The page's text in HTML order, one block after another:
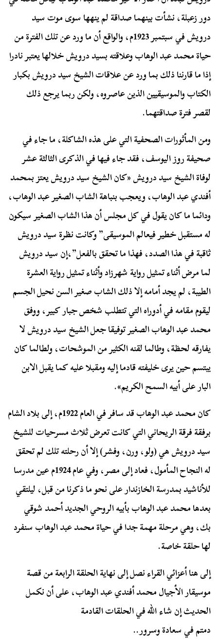
دور زعبلة، نشأت بينهما صداقة لم ينهها سوى موت سيد
درويش في سبتمبر 1923م، والواقع أن ما ورد عن تلك الفترة من
حياة محمد عبد الوهاب وعلاقته بسيد درويش خلالها يعتبر نادرا
إذا ما قارننا ذلك بما ورد عن علاقات الشيخ سيد درويش بكبار
الكتاب والموسيقيين الذين عاصروه، ولكن ربما يرجع ذلك
لقصر فترة صداقتهما.
ومن المأثورات الصحفية التي على هذه الشاكلة، ما جاء في
صحيفة روز اليوسف، فقد جاء فيها في الذكرى الثالثة عشر
لوفاة الشيخ سيد درويش «كان الشيخ سيد درويش يعتز بمحمد
أفندي عبد الوهاب، ويعجب بنباهة الشاب الصغير عبد الوهاب،
ودائما ما كان يقول في كل مجلس أن هذا الشاب الصغير سيكون
له مستقبل خطير فيعالم الموسيقى” وكانت نظرة سيد درويش
ثاقبة في هذا الصدد، فهذا ما تحقق بالفعل”،إن سيد درويش
لما مرض أثناء تمثيل رواية شهرزاد وأثناء تمثيل رواية العشرة
الطيبة، لم يجد أمامه إلا ذلك الشاب صغير السن نحيل الجسم
ليقوم مقامه في أدوراه التي تتطلب شخص جبار كبير، ووفق
محمد عبد الوهاب الصغير توفيقا جعل الشيخ سيد درويش لا
يفارقه لحظة، وطالما لقنه الكثير من الموشحات، ولطالما كان
يبتسم حين يرى خليفته قادما إليه ومقبلا عليه كما يقبل الابن
البار على أبيه السمح الكريم».
كان محمد عبد الوهاب قد سافر في العام 1922م، إلى بلاد الشام
برفقة فرقة الريحاني التي كانت تعرض ثلاث مسرحيات للشيخ
سيد درويش هي (ولو، ورن، وفشر) إلا أن رحلته تلك لم تحقق
له النجاح المأمول، فعاد إلى مصر، وفي عام 1924م عين مدرسا
للأناشيد بمدرسة الخازندار على نحو ما ذكرنا من قبل، ليلتقي
بعدها محمد عبد الوهاب بأبيه الروحي الجديد أحمد شوقي
بك، وهي مرحلة مهمة جدا في حياة محمد عبد الوهاب سنفرد
لها حلقة خاصة.
إلى هنا أعزائي القراء نصل إلى نهاية الحلقة الرابعة من قصة
موسيقار الأجيال محمد أفندي عبد الوهاب، على أن نكمل
الحديث إن شاء الله في الحلقات القادمة
دمتم في سعادة وسرور..